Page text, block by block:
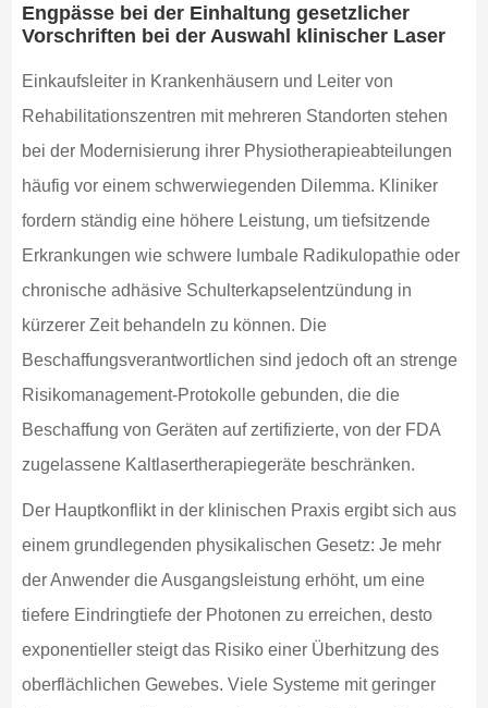
Engpässe bei der Einhaltung gesetzlicher
Vorschriften bei der Auswahl klinischer Laser
Einkaufsleiter in Krankenhäusern und Leiter von
Rehabilitationszentren mit mehreren Standorten stehen
bei der Modernisierung ihrer Physiotherapieabteilungen
häufig vor einem schwerwiegenden Dilemma. Kliniker
fordern ständig eine höhere Leistung, um tiefsitzende
Erkrankungen wie schwere lumbale Radikulopathie oder
chronische adhäsive Schulterkapselentzündung in
kürzerer Zeit behandeln zu können. Die
Beschaffungsverantwortlichen sind jedoch oft an strenge
Risikomanagement-Protokolle gebunden, die die
Beschaffung von Geräten auf zertifizierte, von der FDA
zugelassene Kaltlasertherapiegeräte beschränken.
Der Hauptkonflikt in der klinischen Praxis ergibt sich aus
einem grundlegenden physikalischen Gesetz: Je mehr
der Anwender die Ausgangsleistung erhöht, um eine
tiefere Eindringtiefe der Photonen zu erreichen, desto
exponentieller steigt das Risiko einer Überhitzung des
oberflächlichen Gewebes. Viele Systeme mit geringer